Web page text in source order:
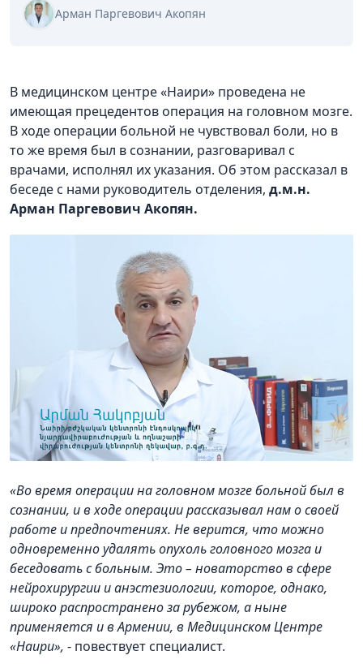
Арман Паргевович Акопян
В медицинском центре «Наири» проведена не
имеющая прецедентов операция на головном мозге.
В ходе операции больной не чувствовал боли, но в
то же время был в сознании, разговаривал с
врачами, исполнял их указания. Об этом рассказал в
беседе с нами руководитель отделения, д.м.н.
Арман Паргевович Акопян.
«Во время операции на головном мозге больной был в
сознании, и в ходе операции рассказывал нам о своей
работе и предпочтениях. Не верится, что можно
одновременно удалять опухоль головного мозга и
беседовать с больным. Это – новаторство в сфере
нейрохирургии и анэстезиологии, которое, однако,
широко распространено за рубежом, а ныне
применяется и в Армении, в Медицинском Центре
«Наири», - повествует специалист.